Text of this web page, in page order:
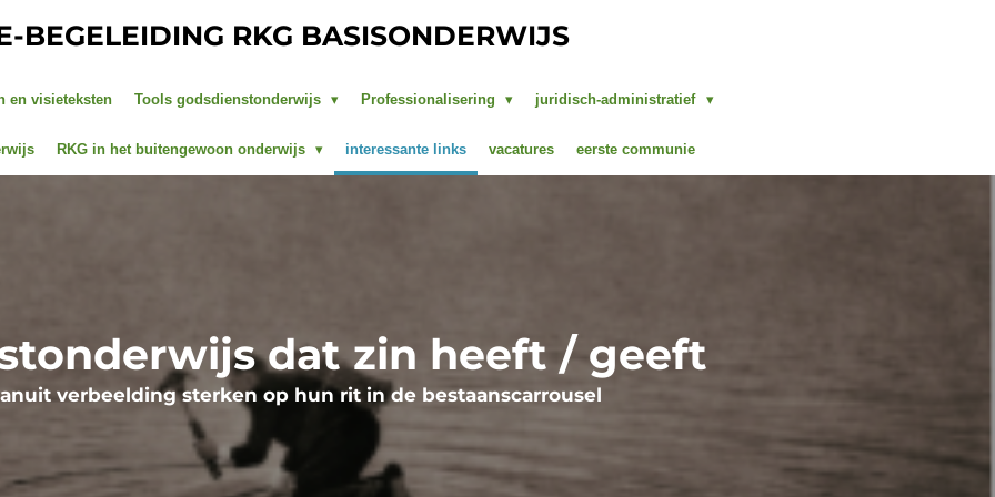
BEGELEIDING RKG BASISONDERWIJS
en visieteksten Tools godsdienstonderwijs Professionalisering juridisch-administratief
RKG in het buitengewoon onderwijs interessante links vacatures eerste communie
dat zin heeft / geeft
verbeelding sterken op hun rit in de bestaanscarrousel